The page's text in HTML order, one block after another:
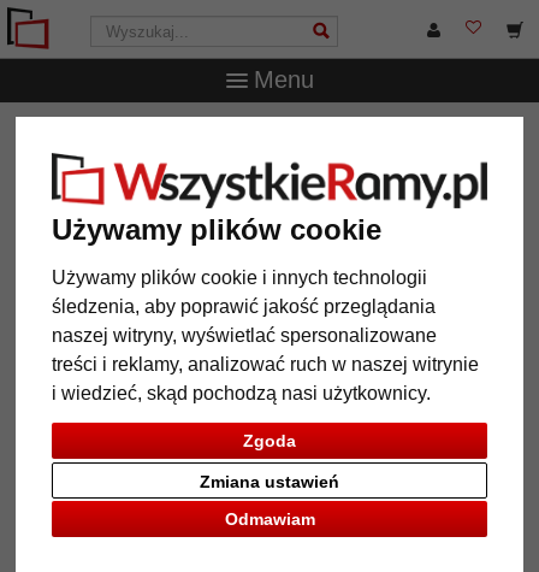
Używamy plików cookie
Używamy plików cookie i innych technologii
śledzenia, aby poprawić jakość przeglądania
naszej witryny, wyświetlać spersonalizowane
treści i reklamy, analizować ruch w naszej witrynie
i wiedzieć, skąd pochodzą nasi użytkownicy.
Zgoda
Odmawiam
Zmiana ustawień
Menu
drewniana na wymiar Colindale
Rama drewniana na wymiar
Colindale
Powrót